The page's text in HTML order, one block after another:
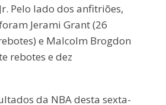
Pelo lado dos anfitriões,
Jerami Grant (26
e Malcolm Brogdon
rebotes e dez
da NBA desta sexta-